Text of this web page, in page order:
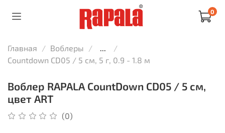
0
Главная Воблеры
...
Countdown CD05 / 5 см, 5 г, 0.9 - 1.8 м
Воблер RAPALA CountDown CD05 / 5 см,
цвет ART
(0)